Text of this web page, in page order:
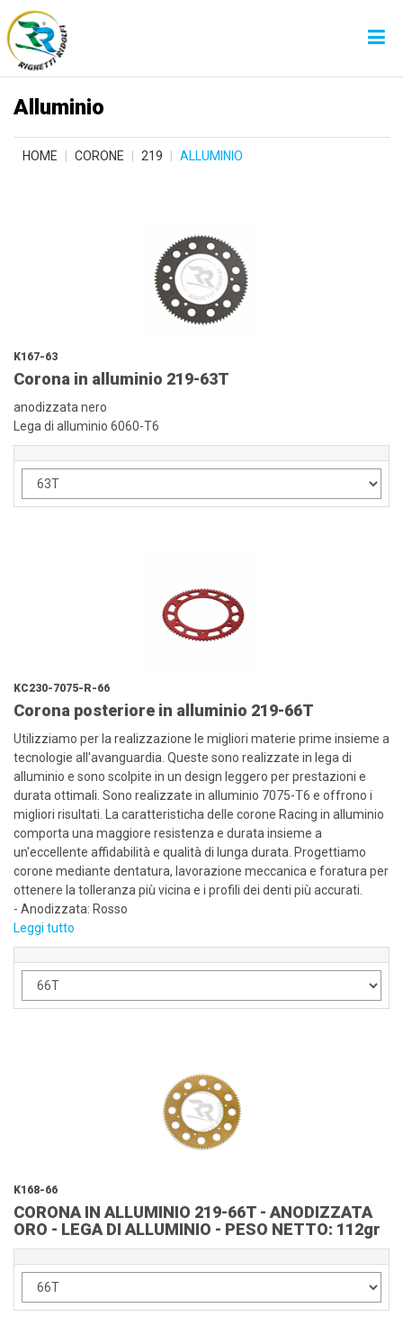
Alluminio
HOME CORONE 219 ALLUMINIO
K167-63
Corona in alluminio 219-63T
anodizzata nero
Lega di alluminio 6060-T6
KC230-7075-R-66
Corona posteriore in alluminio 219-66T
Utilizziamo per la realizzazione le migliori materie prime insieme a
tecnologie all'avanguardia. Queste sono realizzate in lega di
alluminio e sono scolpite in un design leggero per prestazioni e
durata ottimali. Sono realizzate in alluminio 7075-T6 e offrono i
migliori risultati. La caratteristicha delle corone Racing in alluminio
comporta una maggiore resistenza e durata insieme a
un'eccellente affidabilità e qualità di lunga durata. Progettiamo
corone mediante dentatura, lavorazione meccanica e foratura per
ottenere la tolleranza più vicina e i profili dei denti più accurati.
- Anodizzata: Rosso
Leggi tutto
K168-66
CORONA IN ALLUMINIO 219-66T - ANODIZZATA
ORO - LEGA DI ALLUMINIO - PESO NETTO: 112gr